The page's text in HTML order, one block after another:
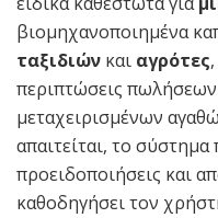
βιομηχανοποιημένα
ταξιδιών και αγρότες
περιπτώσεις πωλήσεων
μεταχειρισμένων
απαιτείται, το
προειδοποιήσεις και
καθοδηγήσει τον